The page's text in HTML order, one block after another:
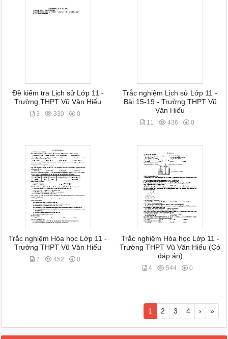
Đề kiểm tra Lịch sử Lớp 11 -
Trường THPT Vũ Văn Hiếu
3 330 0
Trắc nghiệm Lịch sử Lớp 11 -
Bài 15-19 - Trường THPT Vũ
Văn Hiếu
11 436 0
Trắc nghiệm Hóa học Lớp 11 -
Trường THPT Vũ Văn Hiếu
2 452 0
Trắc nghiệm Hóa học Lớp 11 -
Trường THPT Vũ Văn Hiếu (Có
đáp án)
4 544 0
1 2 3 4 › »